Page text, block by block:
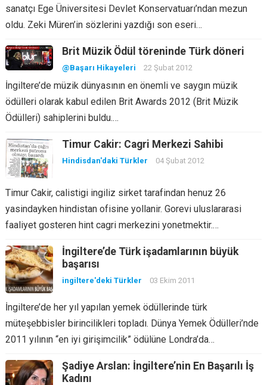
sanatçı Ege Üniversitesi Devlet Konservatuarı’ndan mezun
oldu. Zeki Müren’in sözlerini yazdığı son eseri…
Brit Müzik Ödül töreninde Türk döneri
@Başarı Hikayeleri 22 Şubat 2012
İngiltere’de müzik dünyasının en önemli ve saygın müzik
ödülleri olarak kabul edilen Brit Awards 2012 (Brit Müzik
Ödülleri) sahiplerini buldu.…
Timur Cakir: Cagri Merkezi Sahibi
Hindisdan'daki Türkler 04 Şubat 2012
Timur Cakir, calistigi ingiliz sirket tarafindan henuz 26
yasindayken hindistan ofisine yollanir. Gorevi uluslararasi
faaliyet gosteren hint cagri merkezini yonetmektir.…
İngiltere’de Türk işadamlarının büyük
başarısı
ingiltere'deki Türkler 03 Ekim 2011
İngiltere’de her yıl yapılan yemek ödüllerinde türk
müteşebbisler birincilikleri topladı. Dünya Yemek Ödülleri’nde
2011 yılının “en iyi girişimcilik” ödülüne Londra’da…
Şadiye Arslan: İngiltere’nin En Başarılı İş
Kadını